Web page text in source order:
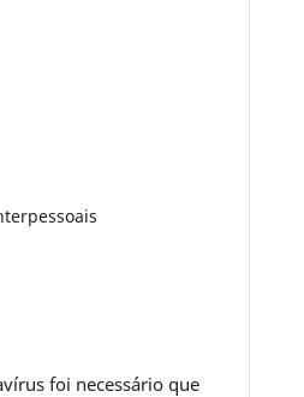
foi necessário que